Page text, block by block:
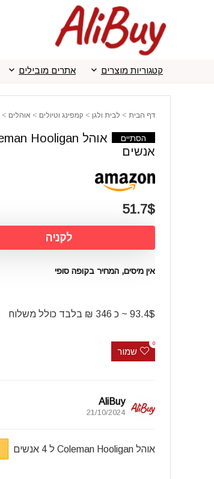
קטגוריות מוצרים אתרים מובילים
דף הבית > לבית ולגן > קמפינג וטיולים > אוהלים >
הסתיים
אנשים
51.7$
לקניה
אין מיסים, המחיר בקופה סופי
93.4$ ~ כ 346 ₪ בלבד כולל משלוח
שמור
0
AliBuy
21/10/2024
אוהל Coleman Hooligan ל 4 אנשים